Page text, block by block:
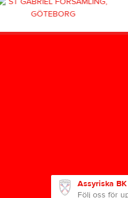
Assyriska BK
Följ oss för